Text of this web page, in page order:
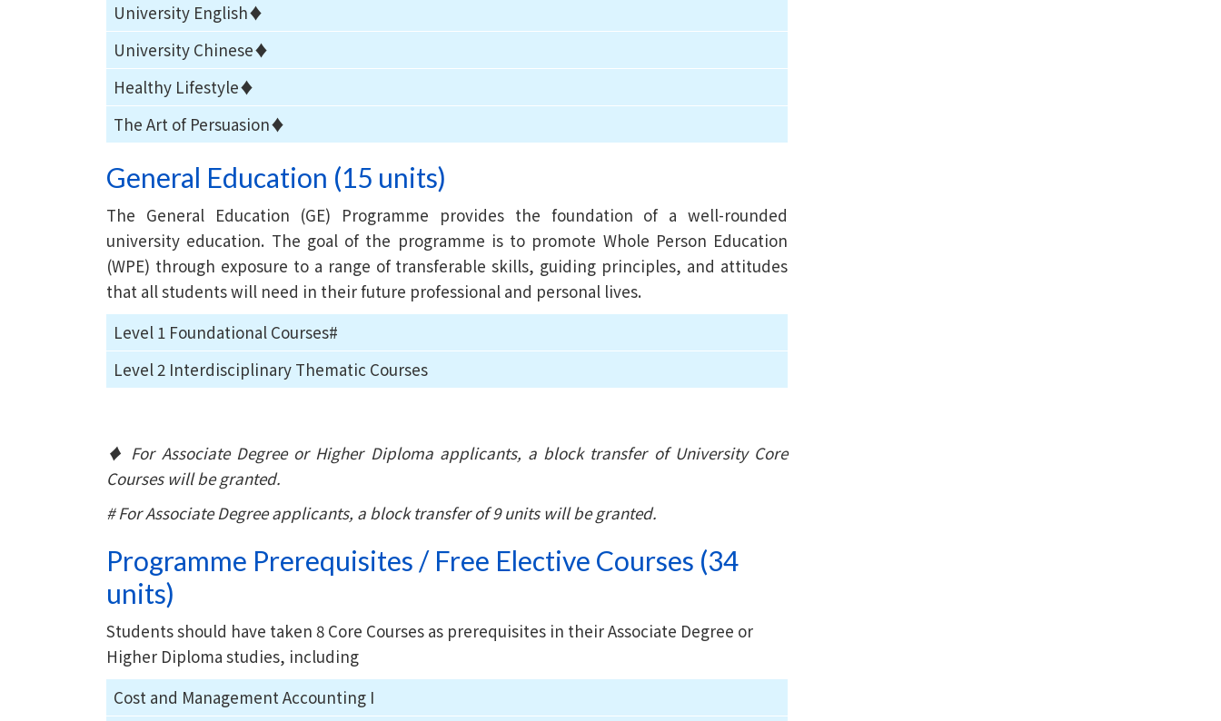
University English♦
University Chinese♦
Healthy Lifestyle♦
The Art of Persuasion♦
General Education (15 units)
The General Education (GE) Programme provides the foundation of a well-rounded
university education. The goal of the programme is to promote Whole Person Education
(WPE) through exposure to a range of transferable skills, guiding principles, and attitudes
that all students will need in their future professional and personal lives.
Level 1 Foundational Courses#
Level 2 Interdisciplinary Thematic Courses
♦ For Associate Degree or Higher Diploma applicants, a block transfer of University Core
Courses will be granted.
# For Associate Degree applicants, a block transfer of 9 units will be granted.
Programme Prerequisites / Free Elective Courses (34
units)
Students should have taken 8 Core Courses as prerequisites in their Associate Degree or
Higher Diploma studies, including
Cost and Management Accounting I